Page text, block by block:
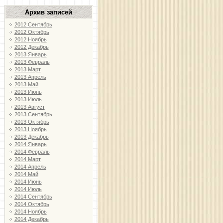
Архив записей
2012 Сентябрь
2012 Октябрь
2012 Ноябрь
2012 Декабрь
2013 Январь
2013 Февраль
2013 Март
2013 Апрель
2013 Май
2013 Июнь
2013 Июль
2013 Август
2013 Сентябрь
2013 Октябрь
2013 Ноябрь
2013 Декабрь
2014 Январь
2014 Февраль
2014 Март
2014 Апрель
2014 Май
2014 Июнь
2014 Июль
2014 Сентябрь
2014 Октябрь
2014 Ноябрь
2014 Декабрь